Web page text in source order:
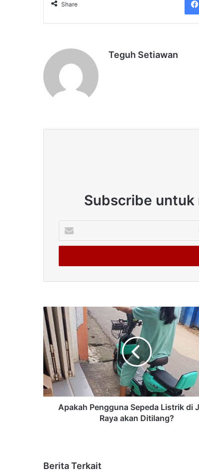
Share
Teguh Setiawan
Subscribe untuk
your
Email
Apakah Pengguna Sepeda Listrik di
Raya akan Ditilang?
Berita Terkait